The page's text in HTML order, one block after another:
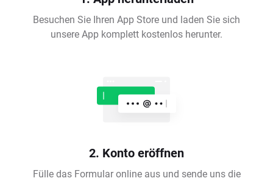
Besuchen Sie Ihren App Store und laden Sie sich
unsere App komplett kostenlos herunter.
2. Konto eröffnen
Fülle das Formular online aus und sende uns die